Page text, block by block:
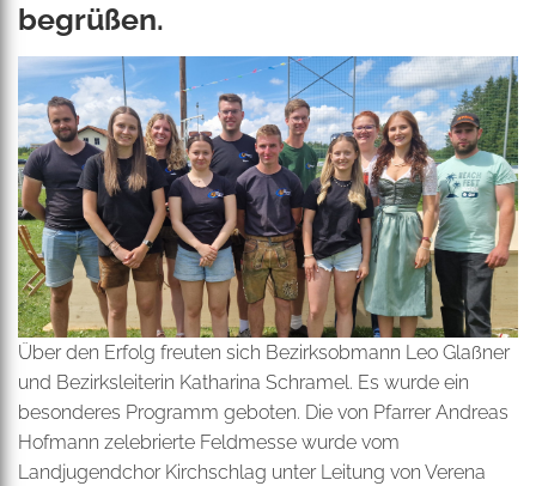
begrüßen.
Über den Erfolg freuten sich Bezirksobmann Leo Glaßner
und Bezirksleiterin Katharina Schramel. Es wurde ein
besonderes Programm geboten. Die von Pfarrer Andreas
Hofmann zelebrierte Feldmesse wurde vom
Landjugendchor Kirchschlag unter Leitung von Verena